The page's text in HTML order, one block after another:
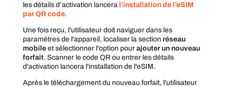
les détails d’activation lancera l’installation de l’eSIM
par QR code.
Une fois reçu, l'utilisateur doit naviguer dans les
paramètres de l'appareil, localiser la section réseau
mobileet sélectionner l'option pour ajouter un nouveau
forfait. Scanner le code QR ou entrer les détails
d'activation lancera l'installation de l'eSIM.
Après le téléchargement du nouveau forfait, l'utilisateur